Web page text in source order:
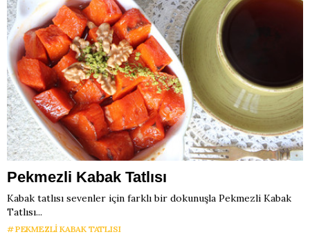
Pekmezli Kabak Tatlısı
Kabak tatlısı sevenler için farklı bir dokunuşla Pekmezli Kabak
Tatlısı...
PEKMEZLI KABAK TATLISI